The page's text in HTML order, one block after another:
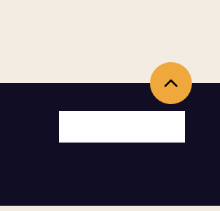
Torna in alto